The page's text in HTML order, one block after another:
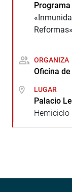
Reformas»
ORGANIZA
Oficina
LUGAR
Palacio
Hemiciclo